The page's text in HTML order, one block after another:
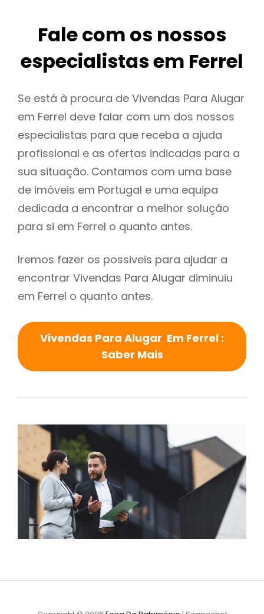
Fale com os nossos
especialistas em Ferrel
Se está à procura de Vivendas Para Alugar
em Ferrel deve falar com um dos nossos
especialistas para que receba a ajuda
profissional e as ofertas indicadas para a
sua situação. Contamos com uma base
de imóveis em Portugal e uma equipa
dedicada a encontrar a melhor solução
para si em Ferrel o quanto antes.
Iremos fazer os possiveis para ajudar a
encontrar Vivendas Para Alugar diminuiu
em Ferrel o quanto antes.
Vivendas Para Alugar Em Ferrel :
Saber Mais